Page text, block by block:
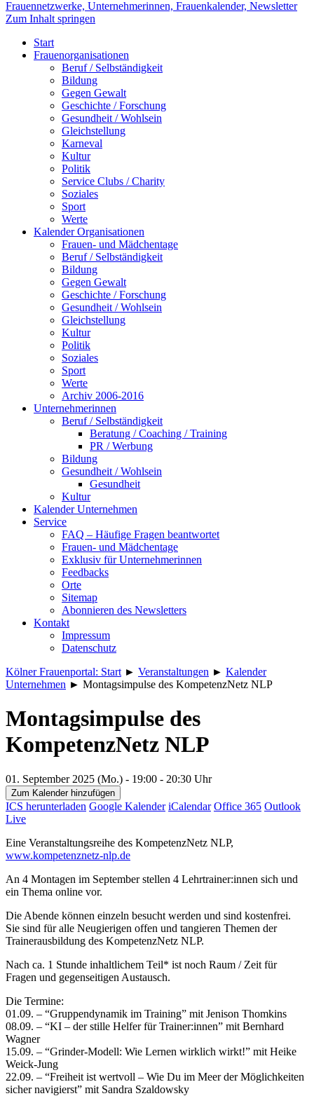
Kölner Frauenportal
Veranstaltungen für Kölnerinnen,
Frauennetzwerke, Unternehmerinnen,
Frauenkalender, Newsletter
Zum Inhalt springen
Start
Frauenorganisationen
Beruf / Selbständigkeit
Bildung
Gegen Gewalt
Geschichte / Forschung
Gesundheit / Wohlsein
Gleichstellung
Karneval
Kultur
Politik
Service Clubs / Charity
Soziales
Sport
Werte
Kalender Organisationen
Frauen- und Mädchentage
Beruf / Selbständigkeit
Bildung
Gegen Gewalt
Geschichte / Forschung
Gesundheit / Wohlsein
Gleichstellung
Kultur
Politik
Soziales
Sport
Werte
Archiv 2006-2016
Unternehmerinnen
Beruf / Selbständigkeit
Beratung / Coaching / Training
PR / Werbung
Bildung
Gesundheit / Wohlsein
Gesundheit
Kultur
Kalender Unternehmen
Service
FAQ – Häufige Fragen beantwortet
Frauen- und Mädchentage
Exklusiv für Unternehmerinnen
Feedbacks
Orte
Sitemap
Abonnieren des Newsletters
Kontakt
Impressum
Datenschutz
Kölner Frauenportal: Start ► Veranstaltungen ► Kalender
Unternehmen ► Montagsimpulse des KompetenzNetz NLP
Montagsimpulse des
KompetenzNetz NLP
01. September 2025 (Mo.) - 19:00 - 20:30 Uhr
Zum Kalender hinzufügen
ICS herunterladen Google Kalender iCalendar Office 365 Outlook
Live
Eine Veranstaltungsreihe des KompetenzNetz NLP,
www.kompetenznetz-nlp.de
An 4 Montagen im September stellen 4 Lehrtrainer:innen sich und
ein Thema online vor.
Die Abende können einzeln besucht werden und sind kostenfrei.
Sie sind für alle Neugierigen offen und tangieren Themen der
Trainerausbildung des KompetenzNetz NLP.
Nach ca. 1 Stunde inhaltlichem Teil* ist noch Raum / Zeit für
Fragen und gegenseitigen Austausch.
Die Termine:
01.09. – “Gruppendynamik im Training” mit Jenison Thomkins
08.09. – “KI – der stille Helfer für Trainer:innen” mit Bernhard
Wagner
15.09. – “Grinder-Modell: Wie Lernen wirklich wirkt!” mit Heike
Weick-Jung
22.09. – “Freiheit ist wertvoll – Wie Du im Meer der Möglichkeiten
sicher navigierst” mit Sandra Szaldowsky